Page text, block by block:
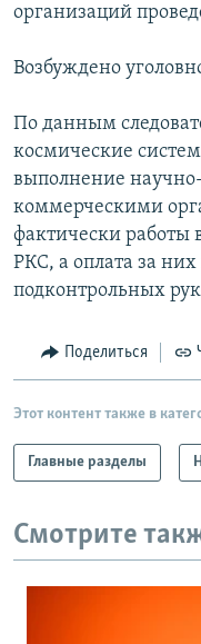
организаций
Возбуждено
По данным
космические
выполнение научно-
коммерческими
фактически работы
РКС, а оплата за них
подконтрольных
Поделиться
Этот контент также в
Главные разделы
Смотрите